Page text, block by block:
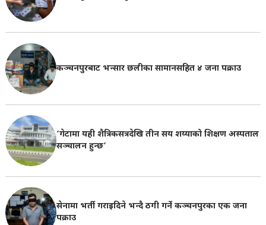
कञ्चनपुरबाट भन्सार छलीका सामानसहित ४ जना पक्राउ
‘गेटामा यही शैत्रिकसत्रदेखि तीन सय शय्याको शिक्षण अस्पताल
सञ्चालन हुन्छ’
सेनामा भर्ती गराइदिने भन्दै ठगी गर्ने कञ्चनपुरका एक जना
पक्राउ